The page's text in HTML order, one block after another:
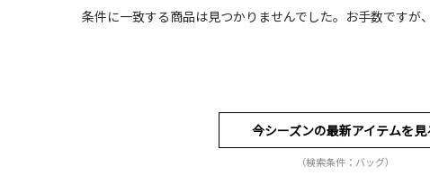
条件に一致する商品は見つかりませんでした。お手数ですが
今シーズンの最新アイテムを見
（検索条件：バッグ）